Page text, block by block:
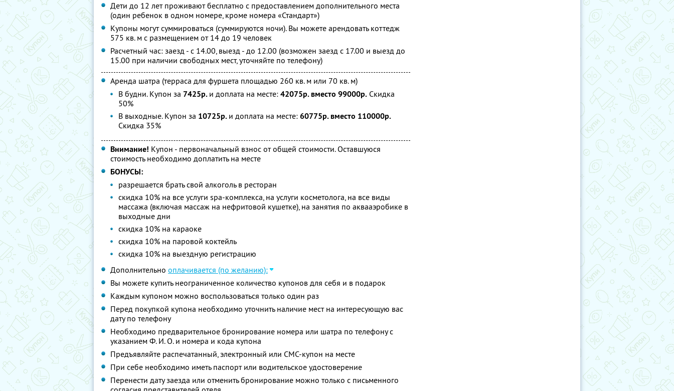
Дети до 12 лет проживают бесплатно с предоставлением дополнительного места
(один ребенок в одном номере, кроме номера «Стандарт»)
Купоны могут суммироваться (суммируются ночи). Вы можете арендовать коттедж
575 кв. м с размещением от 14 до 19 человек
Расчетный час: заезд - с 14.00, выезд - до 12.00 (возможен заезд с 17.00 и выезд до
15.00 при наличии свободных мест, уточняйте по телефону)
Аренда шатра (терраса для фуршета площадью 260 кв. м или 70 кв. м)
В будни. Купон за 7425р. и доплата на месте: 42075р. вместо 99000р. Скидка
50%
В выходные. Купон за 10725р. и доплата на месте: 60775р. вместо 110000р.
Скидка 35%
Внимание! Купон - первоначальный взнос от общей стоимости. Оставшуюся
стоимость необходимо доплатить на месте
БОНУСЫ:
разрешается брать свой алкоголь в ресторан
скидка 10% на все услуги spa-комплекса, на услуги косметолога, на все виды
массажа (включая массаж на нефритовой кушетке), на занятия по аквааэробике в
выходные дни
скидка 10% на караоке
скидка 10% на паровой коктейль
скидка 10% на выездную регистрацию
Дополнительно оплачивается (по желанию):
Вы можете купить неограниченное количество купонов для себя и в подарок
Каждым купоном можно воспользоваться только один раз
Перед покупкой купона необходимо уточнить наличие мест на интересующую вас
дату по телефону
Необходимо предварительное бронирование номера или шатра по телефону с
указанием Ф. И. О. и номера и кода купона
Предъявляйте распечатанный, электронный или СМС-купон на месте
При себе необходимо иметь паспорт или водительское удостоверение
Перенести дату заезда или отменить бронирование можно только с письменного